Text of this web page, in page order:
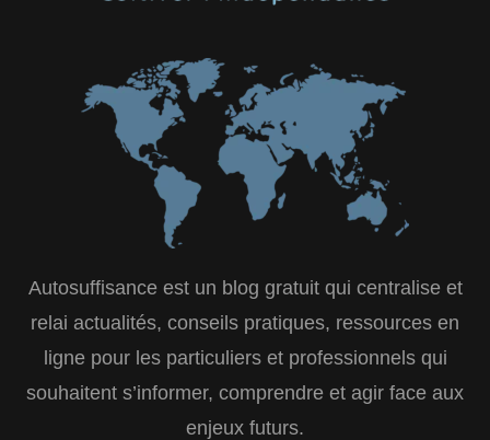
Autosuffisance est un blog gratuit qui centralise et
relai actualités, conseils pratiques, ressources en
ligne pour les particuliers et professionnels qui
souhaitent s’informer, comprendre et agir face aux
enjeux futurs.